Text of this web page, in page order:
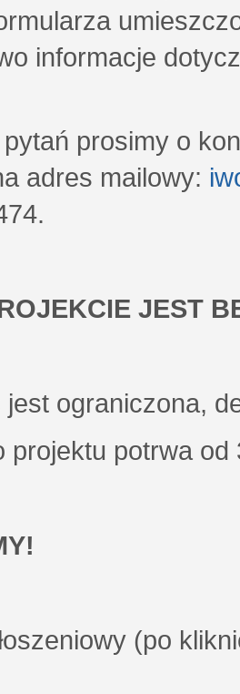
informacje
prosimy o
adres mailowy:
JEST
ograniczona,
projektu potrwa
(po